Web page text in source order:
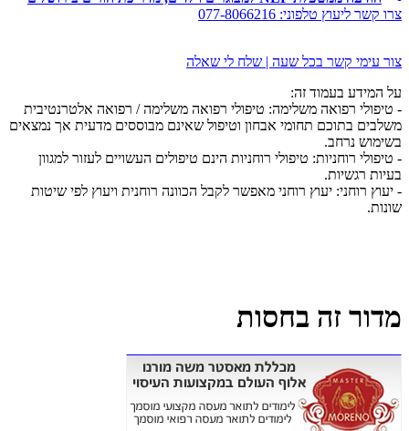
צרו קשר ליעוץ טלפוני: 077-8066216
צור עימי קשר בכל שעה | שלח לי שאלה
על המידע בעמוד זה:
- טיפולי רפואה משלימה: טיפולי רפואה משלימה / רפואה אלטרנטיבית
משלבים בתוכם תחומי אבחון וטיפול שאינם מבוססים מדעית אך נמצאים
בשימוש נרחב.
- טיפולי רוחניות: טיפולי רוחניות הינם טיפולים העשויים לעזור למגוון
בעיות רגשיות.
- יעוץ רוחני: יעוץ רוחני מאפשר לקבל הכוונה רוחנית ויעוץ לפי שיטות
שונות.
מדור זה בחסות